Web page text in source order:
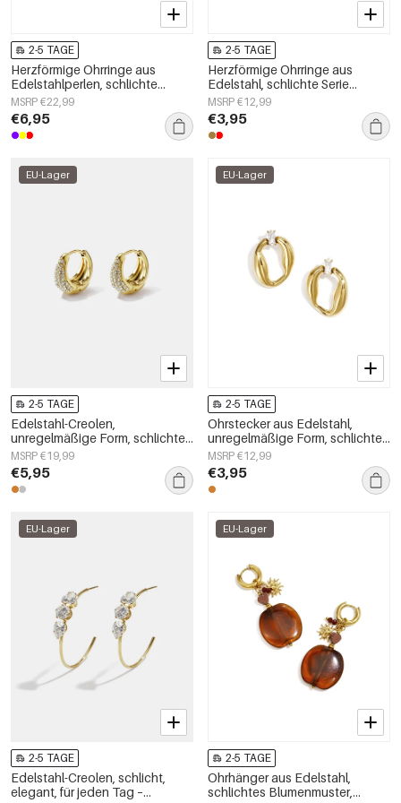
2-5 TAGE
Herzförmige Ohrringe aus
Edelstahlperlen, schlichte
Alltags-Serie, Damenschmuck
MSRP €22,99
€6,95
2-5 TAGE
Herzförmige Ohrringe aus
Edelstahl, schlichte Serie
„Damenschmuck“
MSRP €12,99
€3,95
EU-Lager
2-5 TAGE
Edelstahl-Creolen,
unregelmäßige Form, schlichte
Alltags-Serie, Damenschmuck
MSRP €19,99
€5,95
EU-Lager
2-5 TAGE
Ohrstecker aus Edelstahl,
unregelmäßige Form, schlichte
Alltags-Serie, Damenschmuck
MSRP €12,99
€3,95
EU-Lager
2-5 TAGE
Edelstahl-Creolen, schlicht,
elegant, für jeden Tag –
EU-Lager
2-5 TAGE
Ohrhänger aus Edelstahl,
schlichtes Blumenmuster,